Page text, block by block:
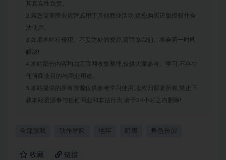
其真实性负责。
2.若您需要商业运营或用于其他商业活动,请您购买正版授权并合
法使用。
3.如果本站有侵犯、不妥之处的资源,请联系我们。将会第一时间
解决!
4.本站部分内容均由互联网收集整理,仅供大家参考、学习,不存在
任何商业目的与商业用途。
5.本站提供的所有资源仅供参考学习使用,版权归原著所有,禁止下
载本站资源参与任何商业和非法行为,请于24小时之内删除!
全部游戏 动作冒险 地牢 暗黑 角色扮演
收藏 链接